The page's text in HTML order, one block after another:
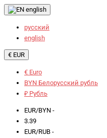
english
русский
english
€ EUR
€ Euro
BYN Белорусский рубль
₽ Рубль
EUR/BYN -
3.39
EUR/RUB -